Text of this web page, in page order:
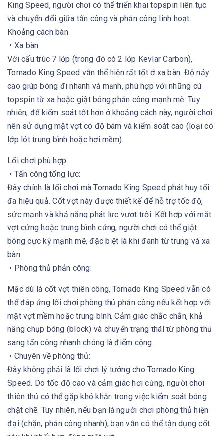
King Speed, người chơi có thể triển khai topspin liên tục
và chuyển đổi giữa tấn công và phản công linh hoạt.
Khoảng cách bàn
• Xa bàn:
Với cấu trúc 7 lớp (trong đó có 2 lớp Kevlar Carbon),
Tornado King Speed vẫn thể hiện rất tốt ở xa bàn. Độ nảy
cao giúp bóng đi nhanh và mạnh, phù hợp với những cú
topspin từ xa hoặc giật bóng phản công mạnh mẽ. Tuy
nhiên, để kiểm soát tốt hơn ở khoảng cách này, người chơi
nên sử dụng mặt vợt có độ bám và kiểm soát cao (loại có
lớp lót trung bình hoặc hơi mềm).
Lối chơi phù hợp
• Tấn công tổng lực:
Đây chính là lối chơi mà Tornado King Speed phát huy tối
đa hiệu quả. Cốt vợt này được thiết kế để hỗ trợ tốc độ,
sức mạnh và khả năng phát lực vượt trội. Kết hợp với mặt
vợt cứng hoặc trung bình cứng, người chơi có thể giật
bóng cực kỳ mạnh mẽ, đặc biệt là khi đánh từ trung và xa
bàn.
• Phòng thủ phản công:
Mặc dù là cốt vợt thiên công, Tornado King Speed vẫn có
thể đáp ứng lối chơi phòng thủ phản công nếu kết hợp với
mặt vợt mềm hoặc trung bình. Cảm giác chắc chắn, khả
năng chụp bóng (block) và chuyển trạng thái từ phòng thủ
sang tấn công nhanh chóng là điểm cộng.
• Chuyên về phòng thủ:
Đây không phải là lối chơi lý tưởng cho Tornado King
Speed. Do tốc độ cao và cảm giác hơi cứng, người chơi
thiên thủ có thể gặp khó khăn trong việc kiểm soát bóng
chặt chẽ. Tuy nhiên, nếu bạn là người chơi phòng thủ hiện
đại (chặn, phản công nhanh), bạn vẫn có thể tận dụng cốt